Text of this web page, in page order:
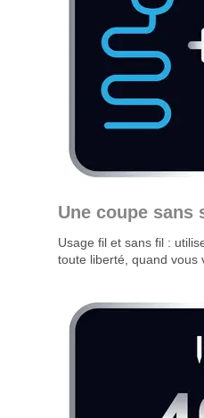
Une coupe sans
Usage fil et sans fil :
toute liberté, quand vous